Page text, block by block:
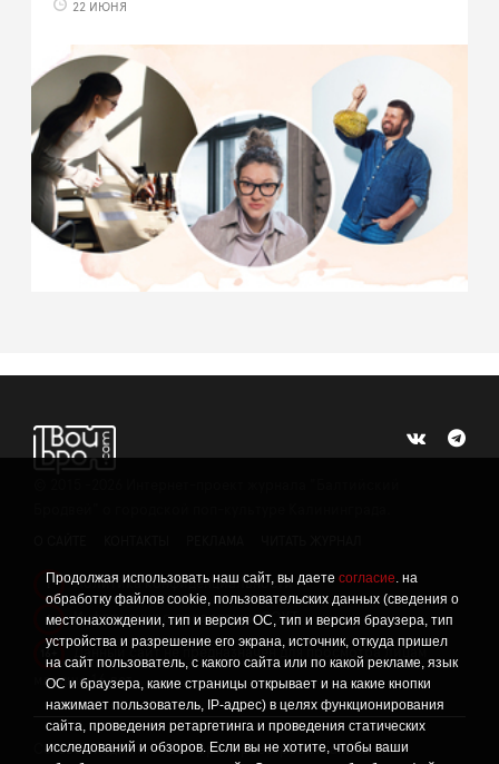
Продолжая использовать наш сайт, вы даете согласие. на
обработку файлов cookie, пользовательских данных (сведения о
местонахождении, тип и версия ОС, тип и версия браузера, тип
устройства и разрешение его экрана, источник, откуда пришел
на сайт пользователь, с какого сайта или по какой рекламе, язык
ОС и браузера, какие страницы открывает и на какие кнопки
нажимает пользователь, IP-адрес) в целях функционирования
сайта, проведения ретаргетинга и проведения статических
исследований и обзоров. Если вы не хотите, чтобы ваши
22 ИЮНЯ
! Политика конфиденциальности
! Информация о проведении СОУТ
Данный сайт не предназначен для просмотра лицам
младше 16 лет.
Сетевое издание «Твой Бро», реестровая запись о